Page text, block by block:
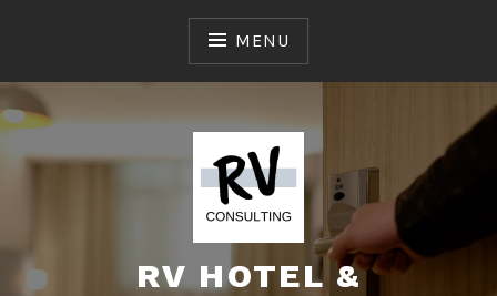
MENU
RV HOTEL &